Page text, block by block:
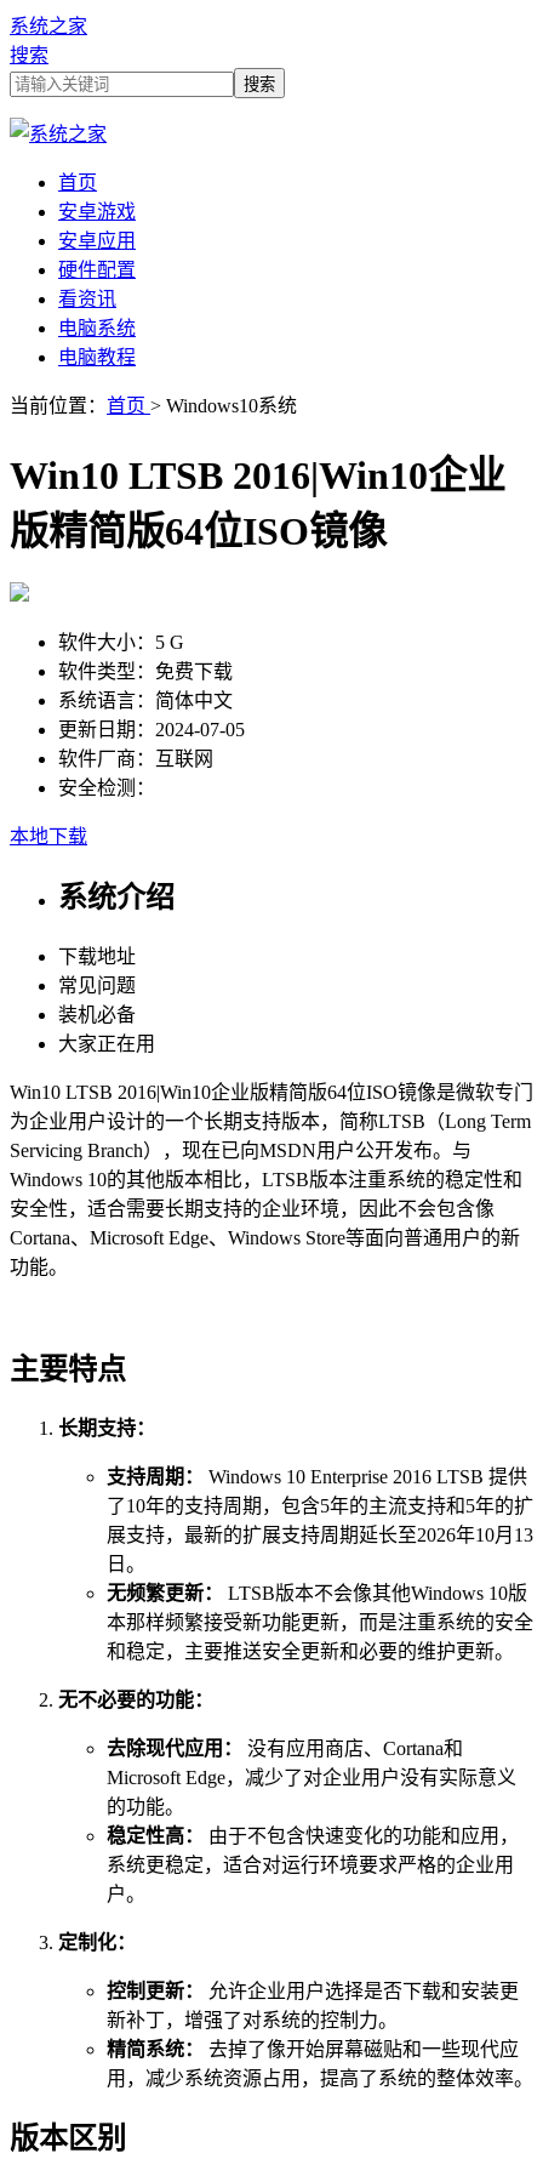
系统之家
搜索
首页
安卓游戏
安卓应用
硬件配置
看资讯
电脑系统
电脑教程
当前位置： 首页 > Windows10系统
Win10 LTSB 2016|Win10企业
版精简版64位ISO镜像
软件大小： 5 G
软件类型： 免费下载
系统语言： 简体中文
更新日期： 2024-07-05
软件厂商： 互联网
安全检测：
本地下载
系统介绍
下载地址
常见问题
装机必备
大家正在用
Win10 LTSB 2016|Win10企业版精简版64位ISO镜像是微软专门
为企业用户设计的一个长期支持版本，简称LTSB（Long Term
Servicing Branch），现在已向MSDN用户公开发布。与
Windows 10的其他版本相比，LTSB版本注重系统的稳定性和
安全性，适合需要长期支持的企业环境，因此不会包含像
Cortana、Microsoft Edge、Windows Store等面向普通用户的新
功能。
主要特点
长期支持：
支持周期：
Windows 10 Enterprise 2016 LTSB 提供
了10年的支持周期，包含5年的主流支持和5年的扩
展支持，最新的扩展支持周期延长至2026年10月13
日。
无频繁更新：
LTSB版本不会像其他Windows 10版
本那样频繁接受新功能更新，而是注重系统的安全
和稳定，主要推送安全更新和必要的维护更新。
无不必要的功能：
去除现代应用：
没有应用商店、Cortana和
Microsoft Edge，减少了对企业用户没有实际意义
的功能。
稳定性高：
由于不包含快速变化的功能和应用，
系统更稳定，适合对运行环境要求严格的企业用
户。
定制化：
控制更新：
允许企业用户选择是否下载和安装更
新补丁，增强了对系统的控制力。
精简系统：
去掉了像开始屏幕磁贴和一些现代应
用，减少系统资源占用，提高了系统的整体效率。
版本区别